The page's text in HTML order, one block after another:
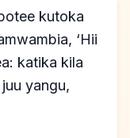
kutoka
‘Hii
katika kila
yangu,